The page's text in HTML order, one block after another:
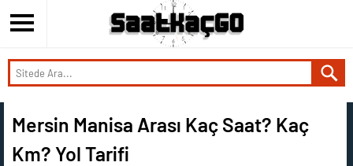
Mersin Manisa Arası Kaç Saat? Kaç
Km? Yol Tarifi